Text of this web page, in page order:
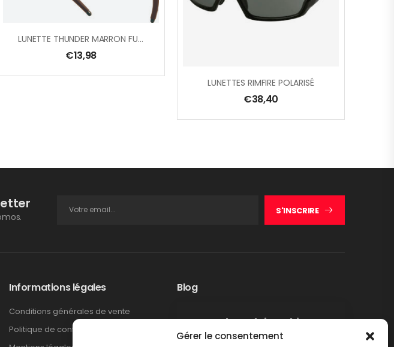
Gérer le consentement
LUNETTE THUNDER MARRON FUME
€13,98
LUNETTES RIMFIRE POLARISÉ
€38,40
S'INSCRIRE
Informations légales
Conditions générales de vente
Politique de confidentialité
Blog
Rappel produit Makita –
Pompe à graisse DGP180